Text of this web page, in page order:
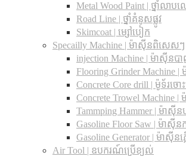
Metal Wood Paint | ថ្នាំលាប
Road Line | ថ្នាំគំនូសផ្លូវ
Skimcoat | ម្សៅបៀក
Specailly Machine | ម៉ាស៊ីនពិសេសៗ
injection Machine | ម៉ាស៊ីនបា
Flooring Grinder Machine
Concrete Core drill | ម៉ូទ័រចោ
Concrete Trowel Machine |
Tammping Hammer | ម៉ាស៊ីន
Gasoline Floor Saw | ម៉ាស៊ីន
Gasoline Generator | ម៉ាស៊ីនភ្
Air Tool | ឧបករណ៍ប្រើខ្យល់